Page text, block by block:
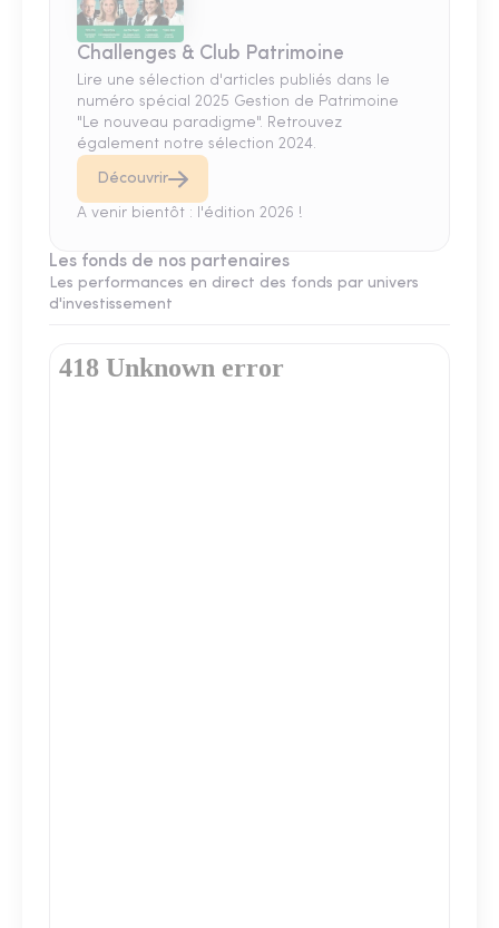
Challenges & Club Patrimoine
Lire une sélection d'articles publiés dans le
numéro spécial 2025 Gestion de Patrimoine
"Le nouveau paradigme". Retrouvez
également notre sélection 2024.
Découvrir
A venir bientôt : l'édition 2026 !
Les fonds de nos partenaires
Les performances en direct des fonds par univers
d'investissement